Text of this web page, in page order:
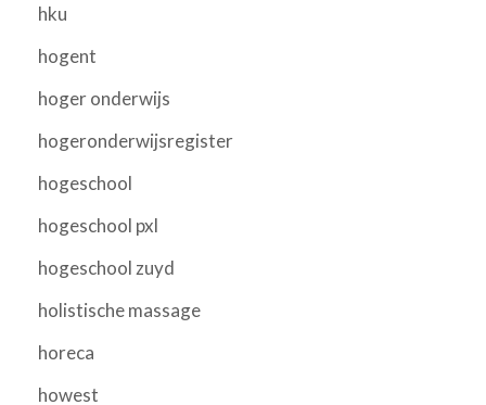
hku
hogent
hoger onderwijs
hogeronderwijsregister
hogeschool
hogeschool pxl
hogeschool zuyd
holistische massage
horeca
howest